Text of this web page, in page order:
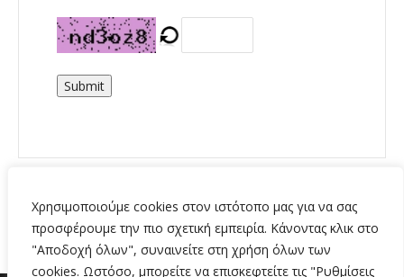
Χρησιμοποιούμε cookies στον ιστότοπο μας για να σας
προσφέρουμε την πιο σχετική εμπειρία. Κάνοντας κλικ στο
"Αποδοχή όλων", συναινείτε στη χρήση όλων των
cookies. Ωστόσο, μπορείτε να επισκεφτείτε τις "Ρυθμίσεις
Submit